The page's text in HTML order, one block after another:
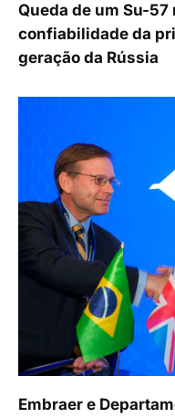
Queda de um Su-
confiabilidade da
geração da Rússia
Embraer e